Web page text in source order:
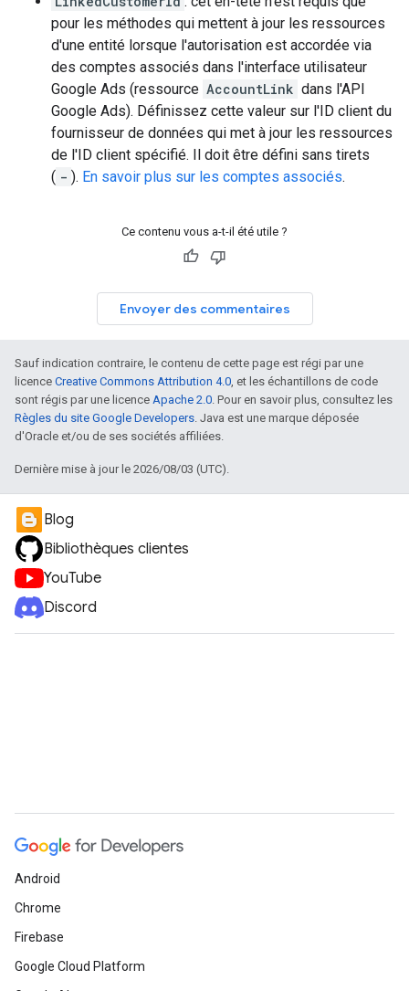
pour les méthodes qui mettent à jour les ressources
d'une entité lorsque l'autorisation est accordée via
des comptes associés dans l'interface utilisateur
Google Ads (ressource AccountLink dans l'API
Google Ads). Définissez cette valeur sur l'ID client du
fournisseur de données qui met à jour les ressources
de l'ID client spécifié. Il doit être défini sans tirets
( - ). En savoir plus sur les comptes associés.
Ce contenu vous a-t-il été utile ?
Envoyer des commentaires
Sauf indication contraire, le contenu de cette page est régi par une
licence Creative Commons Attribution 4.0, et les échantillons de code
sont régis par une licence Apache 2.0. Pour en savoir plus, consultez les
Règles du site Google Developers. Java est une marque déposée
d'Oracle et/ou de ses sociétés affiliées.
Dernière mise à jour le 2026/08/03 (UTC).
Blog
Bibliothèques clientes
YouTube
Discord
Android
Chrome
Firebase
Google Cloud Platform